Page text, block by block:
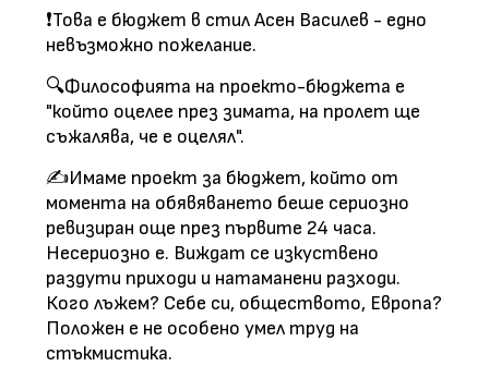
❗️Това е бюджет в стил Асен Василев - едно
невъзможно пожелание.
🔍Философията на проекто-бюджета е
"който оцелее през зимата, на пролет ще
съжалява, че е оцелял".
✍Имаме проект за бюджет, който от
момента на обявяването беше сериозно
ревизиран още през първите 24 часа.
Несериозно е. Виждат се изкуствено
раздути приходи и натаманени разходи.
Кого лъжем? Себе си, обществото, Европа?
Положен е не особено умел труд на
стъкмистика.